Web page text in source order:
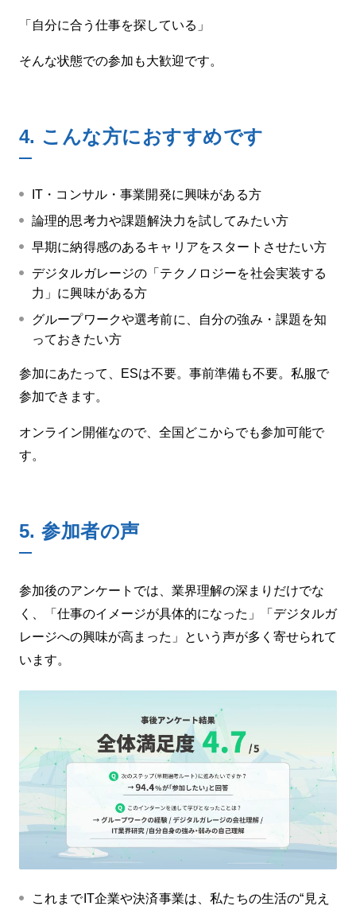
「自分に合う仕事を探している」
そんな状態での参加も大歓迎です。
4. こんな方におすすめです
IT・コンサル・事業開発に興味がある方
論理的思考力や課題解決力を試してみたい方
早期に納得感のあるキャリアをスタートさせたい方
デジタルガレージの「テクノロジーを社会実装する
力」に興味がある方
グループワークや選考前に、自分の強み・課題を知
っておきたい方
参加にあたって、ESは不要。事前準備も不要。私服で
参加できます。
オンライン開催なので、全国どこからでも参加可能で
す。
5.参加者の声
参加後のアンケートでは、業界理解の深まりだけでな
く、「仕事のイメージが具体的になった」「デジタルガ
レージへの興味が高まった」という声が多く寄せられて
います。
これまでIT企業や決済事業は、私たちの生活の“見え